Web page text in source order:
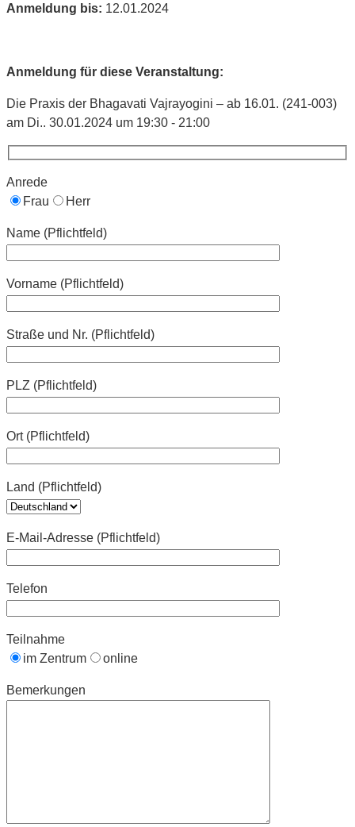
Anmeldung bis: 12.01.2024
Anmeldung für diese Veranstaltung:
Die Praxis der Bhagavati Vajrayogini – ab 16.01. (241-003)
am Di.. 30.01.2024 um 19:30 - 21:00
Anrede
Frau
Herr
Name (Pflichtfeld)
Vorname (Pflichtfeld)
Straße und Nr. (Pflichtfeld)
PLZ (Pflichtfeld)
Ort (Pflichtfeld)
Land (Pflichtfeld)
E-Mail-Adresse (Pflichtfeld)
Telefon
Teilnahme
im Zentrum
online
Bemerkungen